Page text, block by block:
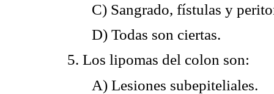
C) Sangrado, fístulas y
D) Todas son ciertas.
5. Los lipomas del colon son:
A) Lesiones subepiteliales.